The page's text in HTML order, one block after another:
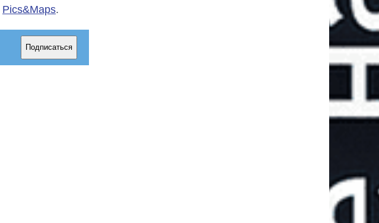
Pics&Maps.
Подписаться